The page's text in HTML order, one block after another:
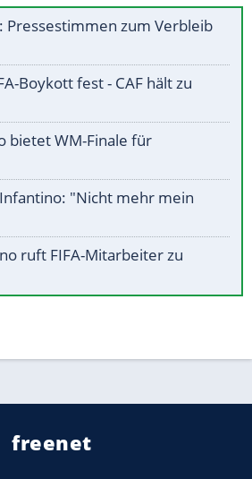
Pressestimmen zum Verbleib
Boykott fest - CAF hält zu
bietet WM-Finale für
"Nicht mehr mein
ruft FIFA-Mitarbeiter zu
freenet